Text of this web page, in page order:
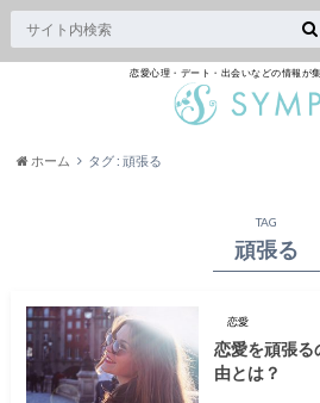
恋愛心理・デート・出会いなどの情報が
ホーム タグ : 頑張る
TAG
頑張る
恋愛
恋愛を頑張る
由とは？